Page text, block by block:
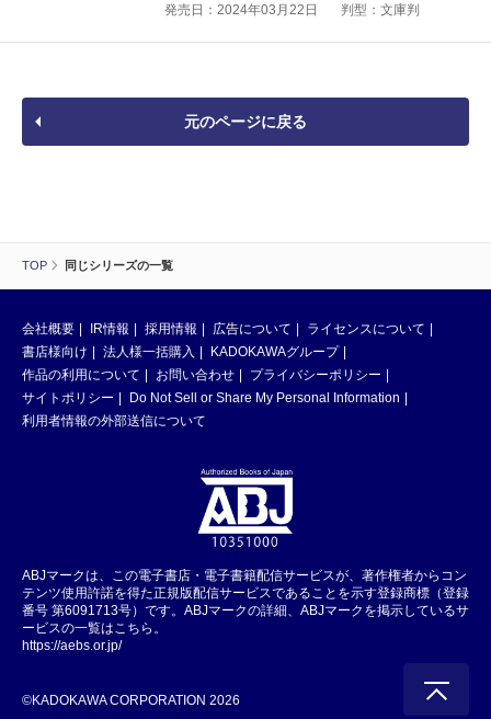
TOP 同じシリーズの一覧
発売日：2024年03月22日
判型：文庫判
元のページに戻る
会社概要 IR情報 採用情報 広告について
ライセンスについて
書店様向け
法人様一括購入
KADOKAWAグループ
作品の利用について
お問い合わせ
プライバシーポリシー
サイトポリシー
Do Not Sell or Share My Personal Information
利用者情報の外部送信について
ABJマークは、この電子書店・電子書籍配信サービスが、著作権者からコン
テンツ使用許諾を得た正規版配信サービスであることを示す登録商標（登録
番号 第6091713号）です。ABJマークの詳細、ABJマークを掲示しているサ
ービスの一覧はこちら。
https://aebs.or.jp/
©KADOKAWA CORPORATION 2026